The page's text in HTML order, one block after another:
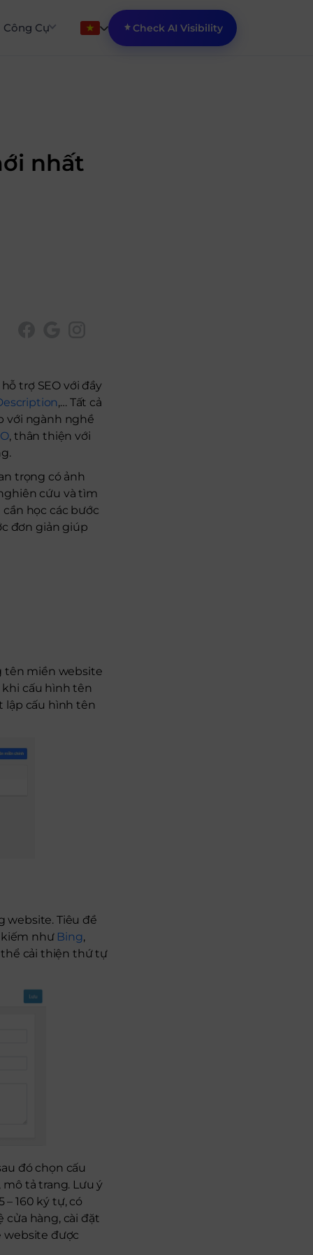
Công Cụ Check AI Visibility
nhất
trợ SEO với đầy
,… Tất cả
với ngành nghề
, thân thiện với
trọng có ảnh
cứu và tìm
học các bước
đơn giản giúp
tên miền website
cấu hình tên
lập cấu hình tên
website. Tiêu đề
kiếm như Bing,
thể cải thiện thứ tự
đó chọn cấu
tả trang. Lưu ý
160 ký tự, có
cửa hàng, cài đặt
website được